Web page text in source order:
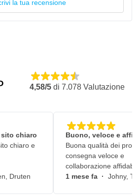
dolce e salata
atmosferici e all'usura
la tua recensione
4,58/5 di 7.078 Valutazione
chiaro
chiaro e
Druten
Buono, veloce e
Buona qualità dei
consegna veloce e
collaborazione
1 mese fa · Johny,